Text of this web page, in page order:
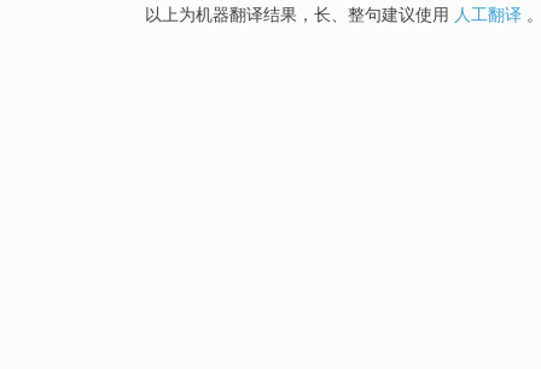
以上为机器翻译结果，长、整句建议使用 人工翻译